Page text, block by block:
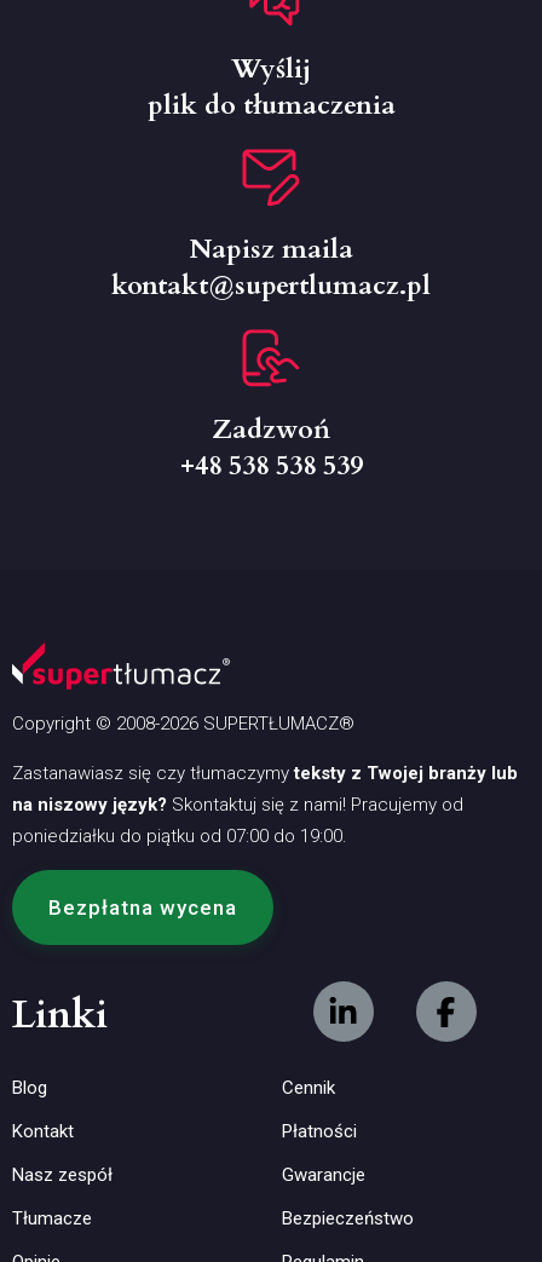
Wyślij
plik do tłumaczenia
Napisz maila
kontakt@supertlumacz.pl
Zadzwoń
+48 538 538 539
Copyright © 2008-2026 SUPERTŁUMACZ®
Zastanawiasz się czy tłumaczymyteksty z Twojej branży lub
na niszowy język? Skontaktuj się z nami! Pracujemy od
poniedziałku do piątku od 07:00 do 19:00.
Bezpłatna wycena
Linki
Blog
Kontakt
Nasz zespół
Tłumacze
Cennik
Płatności
Gwarancje
Bezpieczeństwo